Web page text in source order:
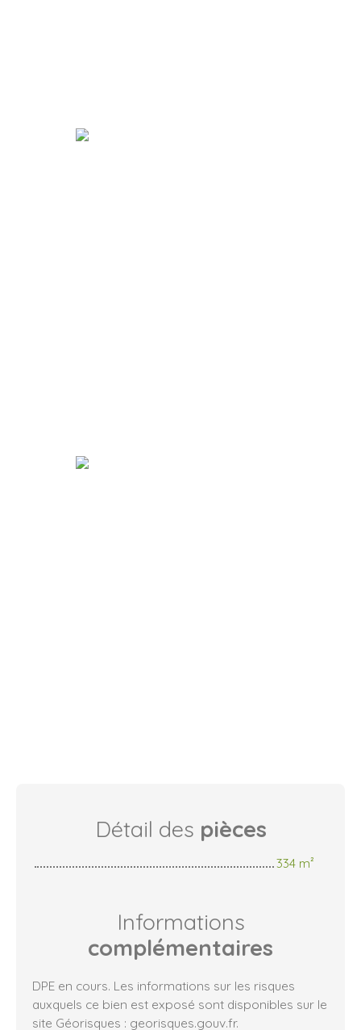
Détail des pièces
334 m²
Informations
complémentaires
DPE en cours. Les informations sur les risques
auxquels ce bien est exposé sont disponibles sur le
site Géorisques : georisques.gouv.fr.